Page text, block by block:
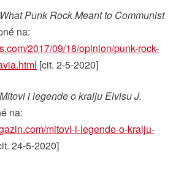
What Punk Rock Meant to Communist
na:
2017/09/18/opinion/punk-rock-
[cit. 2-5-2020]
Mitovi i legende o kralju Elvisu J.
na:
mitovi-i-legende-o-kralju-
24-5-2020]